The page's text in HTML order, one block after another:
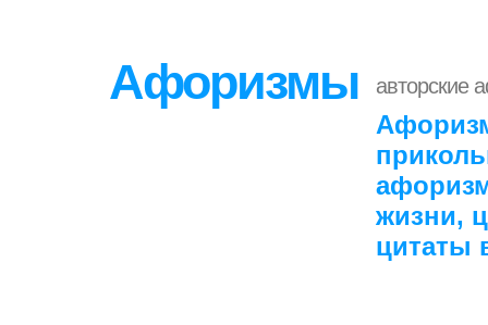
Афоризмы авторские
жизни,
цитаты